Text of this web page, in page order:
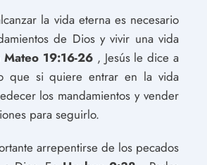
la vida eterna es necesario
de Dios y vivir una vida
Mateo 19:16-26 , Jesús le dice a
que si quiere entrar en la vida
los mandamientos y vender
para seguirlo.
arrepentirse de los pecados